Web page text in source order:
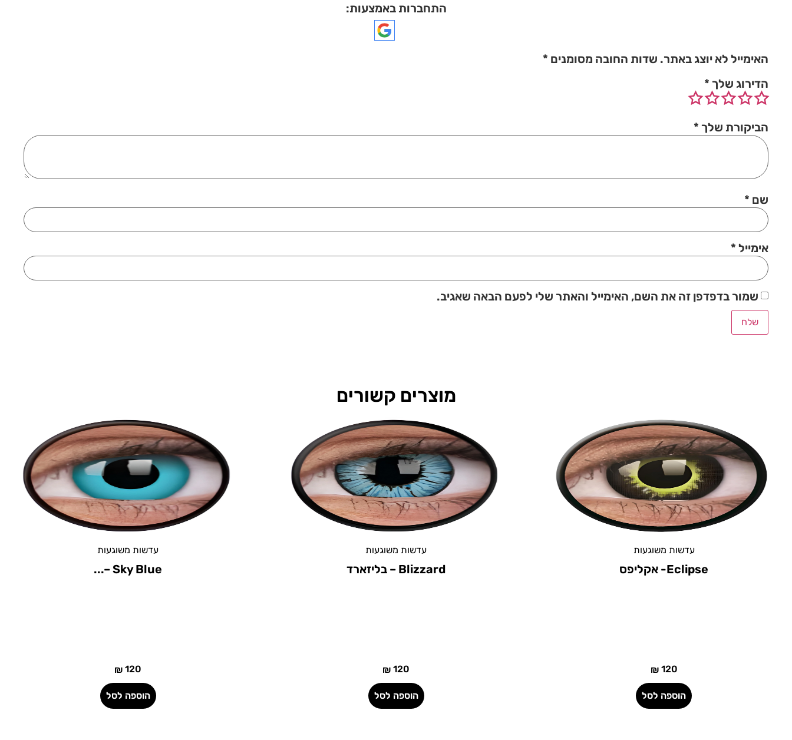
התחברות באמצעות:
האימייל לא יוצג באתר. שדות החובה מסומנים *
הדירוג שלך *
הביקורת שלך *
שם *
אימייל *
שמור בדפדפן זה את השם, האימייל והאתר שלי לפעם הבאה שאגיב.
מוצרים קשורים
Blizzard – בליזארד Sky Blue –... Yellow – יילו